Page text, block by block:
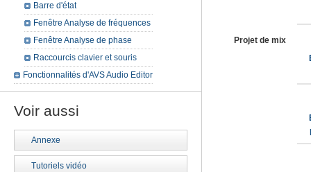
Projet de mix
Barre d'état
Fenêtre Analyse de fréquences
Fenêtre Analyse de phase
Raccourcis clavier et souris
Fonctionnalités d'AVS Audio Editor
Voir aussi
Annexe
Tutoriels vidéo